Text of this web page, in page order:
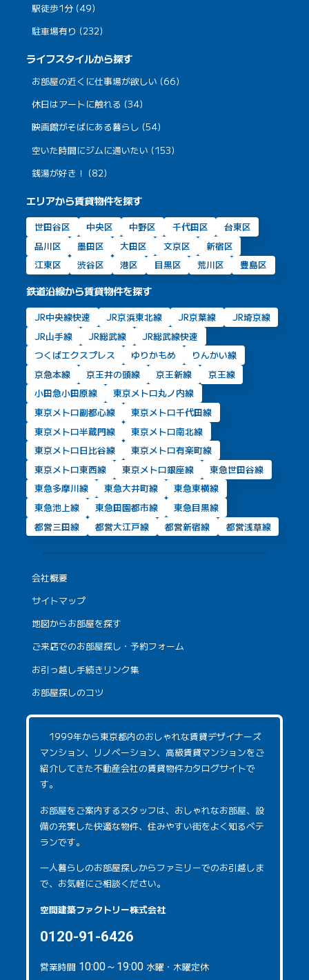
駅徒歩1分 (49)
駐車場有り (232)
ライフスタイルから探す
お部屋の近くに仕事場が欲しい (66)
休日はアートに触れる (34)
映画館がそばにある暮らし (54)
空いた時間にジムに通いたい (153)
銭湯が好き！ (82)
エリアから賃貸物件を探す
世田谷区 中央区 中野区 千代田区
台東区
品川区
墨田区 大田区 文京区
新宿区
江東区
渋谷区 港区 目黒区 荒川区 豊島区
鉄道沿線から賃貸物件を探す
JR中央線快速 JR京浜東北線 JR京葉線
JR埼京線
JR山手線
JR総武線
JR総武線快速
つくばエクスプレス
ゆりかもめ
りんかい線
京急本線
京王井の頭線 京王新線
京王線
小田急小田原線
東京メトロ丸ノ内線
東京メトロ副都心線
東京メトロ千代田線
東京メトロ半蔵門線
東京メトロ南北線
東京メトロ日比谷線
東京メトロ有楽町線
東京メトロ東西線
東京メトロ銀座線
東急世田谷線
東急多摩川線
東急大井町線
東急東横線
東急池上線
東急田園都市線
東急目黒線
都営三田線
都営大江戸線 都営新宿線 都営浅草線
会社概要
サイトマップ
地図からお部屋を探す
ご来店でのお部屋探し・予約フォーム
お引っ越し手続きリンク集
お部屋探しのコツ
1999年から東京都内のおしゃれな賃貸デザイナーズ
マンション、リノベーション、高級賃貸マンションをご
紹介してきた不動産会社の賃貸物件カタログサイトで
す。
お部屋をご案内するスタッフは、おしゃれなお部屋、設
備の充実した快適な物件、住みやすい街をよく知るベテ
ランです。
一人暮らしのお部屋探しからファミリーでのお引越しま
で、お気軽にご相談ください。
空間建築ファクトリー株式会社
0120-91-6426
営業時間 10:00～19:00 水曜・木曜定休